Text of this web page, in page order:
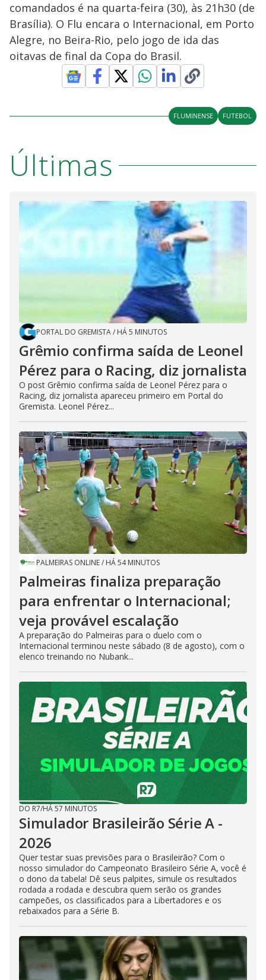
comandados é na quarta-feira (30), às 21h30 (de
Brasília). O Flu encara o Internacional, em Porto
Alegre, no Beira-Rio, pelo jogo de ida das
oitavas de final da Copa do Brasil.
FLUMINENSE FUTEBOL
Últimas
PORTAL DO GREMISTA/ HÁ 5 MINUTOS
Grêmio confirma saída de Leonel
Pérez para o Racing, diz jornalista
O post Grêmio confirma saída de Leonel Pérez para o
Racing, diz jornalista apareceu primeiro em Portal do
Gremista. Leonel Pérez...
PALMEIRAS ONLINE/ HÁ 54 MINUTOS
Palmeiras finaliza preparação
para enfrentar o Internacional;
veja provável escalação
A preparação do Palmeiras para o duelo com o
Internacional terminou neste sábado (8 de agosto), com o
elenco treinando no Nubank...
DO R7/HÁ 57 MINUTOS
Simulador Brasileirão Série A -
2026
Quer testar suas previsões para o Brasileirão? Com o
nosso simulador do Campeonato Brasileiro Série A, você é
o dono da tabela! Dê seus palpites, simule os resultados
rodada a rodada e descubra quem serão os grandes
campeões, os classificados para a Libertadores e os
rebaixados para a Série B.